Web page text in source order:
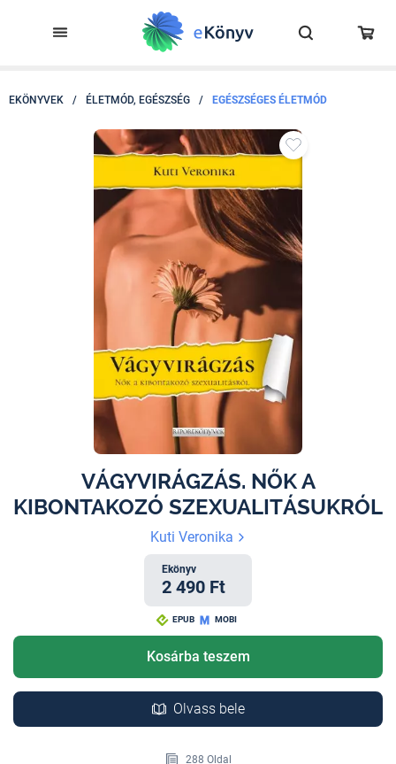
EKÖNYVEK / ÉLETMÓD, EGÉSZSÉG / EGÉSZSÉGES ÉLETMÓD
VÁGYVIRÁGZÁS. NŐK A
KIBONTAKOZÓ SZEXUALITÁSUKRÓL
Kuti Veronika
Ekönyv
2 490 Ft
EPUB MOBI
Kosárba teszem
Olvass bele
288 Oldal